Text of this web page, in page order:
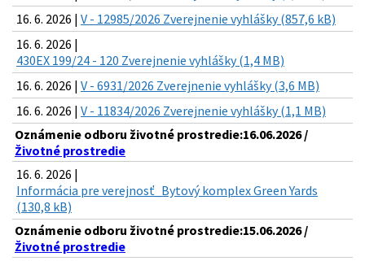
16. 6. 2026 | V - 12985/2026 Zverejnenie vyhlášky (857,6 kB)
16. 6. 2026 |
430EX 199/24 - 120 Zverejnenie vyhlášky (1,4 MB)
16. 6. 2026 | V - 6931/2026 Zverejnenie vyhlášky (3,6 MB)
16. 6. 2026 | V - 11834/2026 Zverejnenie vyhlášky (1,1 MB)
Oznámenie odboru životné prostredie:16.06.2026 /
Životné prostredie
16. 6. 2026 |
Informácia pre verejnosť_Bytový komplex Green Yards
(130,8 kB)
Oznámenie odboru životné prostredie:15.06.2026 /
Životné prostredie